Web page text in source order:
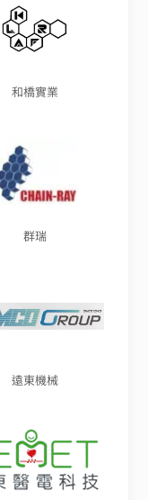
和橋實業
群瑞
遠東機械